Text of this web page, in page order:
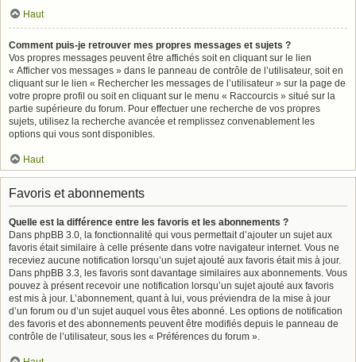
Haut
Comment puis-je retrouver mes propres messages et sujets ?
Vos propres messages peuvent être affichés soit en cliquant sur le lien
« Afficher vos messages » dans le panneau de contrôle de l’utilisateur, soit en
cliquant sur le lien « Rechercher les messages de l’utilisateur » sur la page de
votre propre profil ou soit en cliquant sur le menu « Raccourcis » situé sur la
partie supérieure du forum. Pour effectuer une recherche de vos propres
sujets, utilisez la recherche avancée et remplissez convenablement les
options qui vous sont disponibles.
Haut
Favoris et abonnements
Quelle est la différence entre les favoris et les abonnements ?
Dans phpBB 3.0, la fonctionnalité qui vous permettait d’ajouter un sujet aux
favoris était similaire à celle présente dans votre navigateur internet. Vous ne
receviez aucune notification lorsqu’un sujet ajouté aux favoris était mis à jour.
Dans phpBB 3.3, les favoris sont davantage similaires aux abonnements. Vous
pouvez à présent recevoir une notification lorsqu’un sujet ajouté aux favoris
est mis à jour. L’abonnement, quant à lui, vous préviendra de la mise à jour
d’un forum ou d’un sujet auquel vous êtes abonné. Les options de notification
des favoris et des abonnements peuvent être modifiés depuis le panneau de
contrôle de l’utilisateur, sous les « Préférences du forum ».